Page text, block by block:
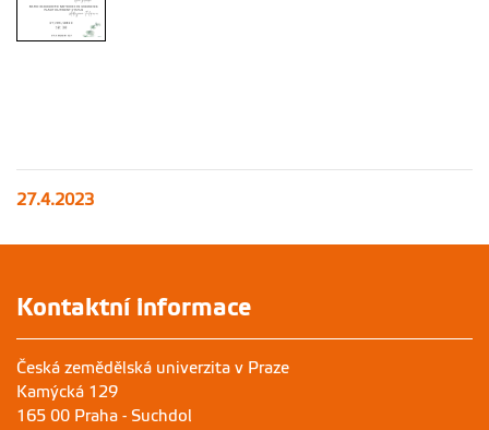
27.4.2023
Kontaktní informace
Česká zemědělská univerzita v Praze
Kamýcká 129
165 00 Praha - Suchdol